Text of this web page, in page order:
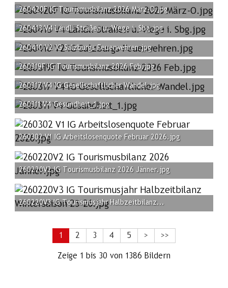
260420F IG Tourismusbilanz 2026 März-O.jpg
260413 V4 Ländl. Straßen u. Wege i. Sbg.jpg
260410 V2 IG Salzburgs Feuerwehren.jpg
260319F IG Tourismusbilanz 2026 Feb.jpg
260317 V4 IG Gesellschaftlicher Wandel.jpg
260311 V4 Gesundheit_1.jpg
260302 V1 IG Arbeitslosenquote Februar 2026.jpg
260220V2 IG Tourismusbilanz 2026 Jänner.jpg
260220V3 IG Tourismusjahr Halbzeitbilanz...
1 2 3 4 5 > >>
Zeige 1 bis 30 von 1386 Bildern